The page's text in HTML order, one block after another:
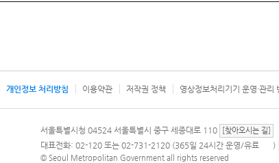
개인정보 처리방침 이용약관 저작권 정책 영상정보처리기기 운영·관리
번호 120, 120 다산콜재단
서울특별시청 04524 서울특별시 중구 세종대로 110 [찾아오시는 길]
대표전화: 02-120 또는 02-731-2120 (365일 24시간 운영/유료 안
)
© Seoul Metropolitan Government all rights reserved